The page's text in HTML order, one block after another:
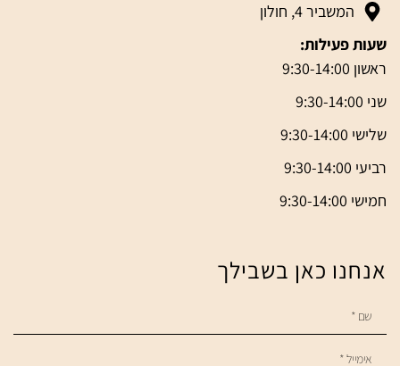
המשביר 4, חולון
שעות פעילות:
ראשון 9:30-14:00
שני 9:30-14:00
שלישי 9:30-14:00
רביעי 9:30-14:00
חמישי 9:30-14:00
אנחנו כאן בשבילך